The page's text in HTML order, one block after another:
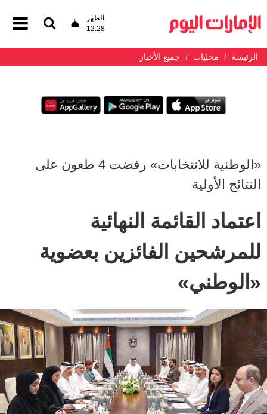
الظهر
12:28
الرئيسة محليات جميع الأخبار
«الوطنية للانتخابات» رفضت 4 طعون على
النتائج الأولية
اعتماد القائمة النهائية
للمرشحين الفائزين بعضوية
«الوطني»